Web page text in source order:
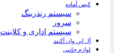
کیس آماده
سیستم رندرینگ
سرور
سیستم‌ اداری و کلاینت
آل این وان آکبند
لوازم جانبی